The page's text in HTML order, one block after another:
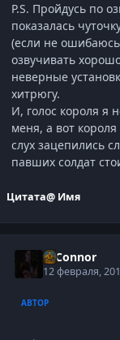
P.S. Пройдусь по
показалась
(если не
озвучивать
неверные
хитрюгу.
И, голос короля я
меня, а вот короля
слух зацепились
павших солдат
Цитата@ Имя
O'Connor
12 февраля,
АВТОР